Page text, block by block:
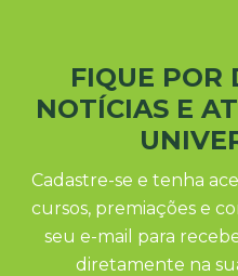
FIQUE POR
NOTÍCIAS E
Cadastre-se e tenha
cursos, premiações e
seu e-mail para
diretamente na